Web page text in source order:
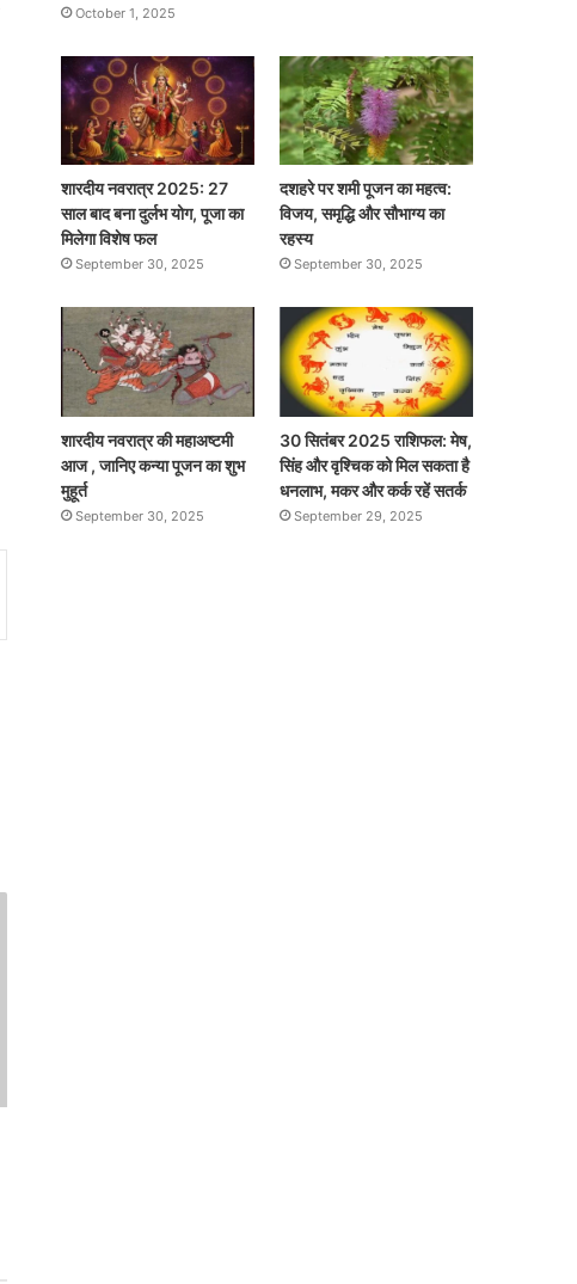
October 1, 2025
शारदीय नवरात्र 2025: 27
साल बाद बना दुर्लभ योग, पूजा का
मिलेगा विशेष फल
September 30, 2025
दशहरे पर शमी पूजन का महत्व:
विजय, समृद्धि और सौभाग्य का
रहस्य
September 30, 2025
शारदीय नवरात्र की महाअष्टमी
आज , जानिए कन्या पूजन का शुभ
मुहूर्त
September 30, 2025
30 सितंबर 2025 राशिफल: मेष,
सिंह और वृश्चिक को मिल सकता है
धनलाभ, मकर और कर्क रहें सतर्क
September 29, 2025